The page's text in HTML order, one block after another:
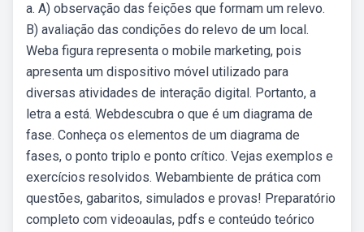
a. A) observação das feições que formam um relevo.
B) avaliação das condições do relevo de um local.
Weba figura representa o mobile marketing, pois
apresenta um dispositivo móvel utilizado para
diversas atividades de interação digital. Portanto, a
letra a está. Webdescubra o que é um diagrama de
fase. Conheça os elementos de um diagrama de
fases, o ponto triplo e ponto crítico. Vejas exemplos e
exercícios resolvidos. Webambiente de prática com
questões, gabaritos, simulados e provas! Preparatório
completo com videoaulas, pdfs e conteúdo teórico